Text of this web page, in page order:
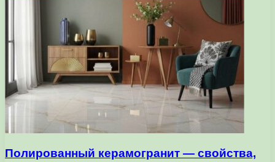
Полированный керамогранит — свойства,